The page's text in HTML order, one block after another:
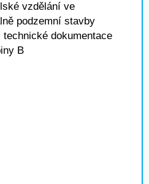
vzdělání ve
podzemní stavby
dokumentace
B